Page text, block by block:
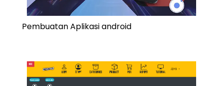
Pembuatan Aplikasi android